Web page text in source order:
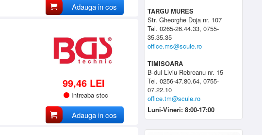
Adauga in cos
99,46 LEI
Intreaba stoc
Adauga in cos
TARGU MURES
Str. Gheorghe Doja nr. 107
Tel. 0265-26.44.33, 0755-
35.35.35
office.ms@scule.ro
TIMISOARA
B-dul Liviu Rebreanu nr. 15
Tel. 0256-47.80.64, 0755-
07.22.10
office.tm@scule.ro
Luni-Vineri: 8:00-17:00